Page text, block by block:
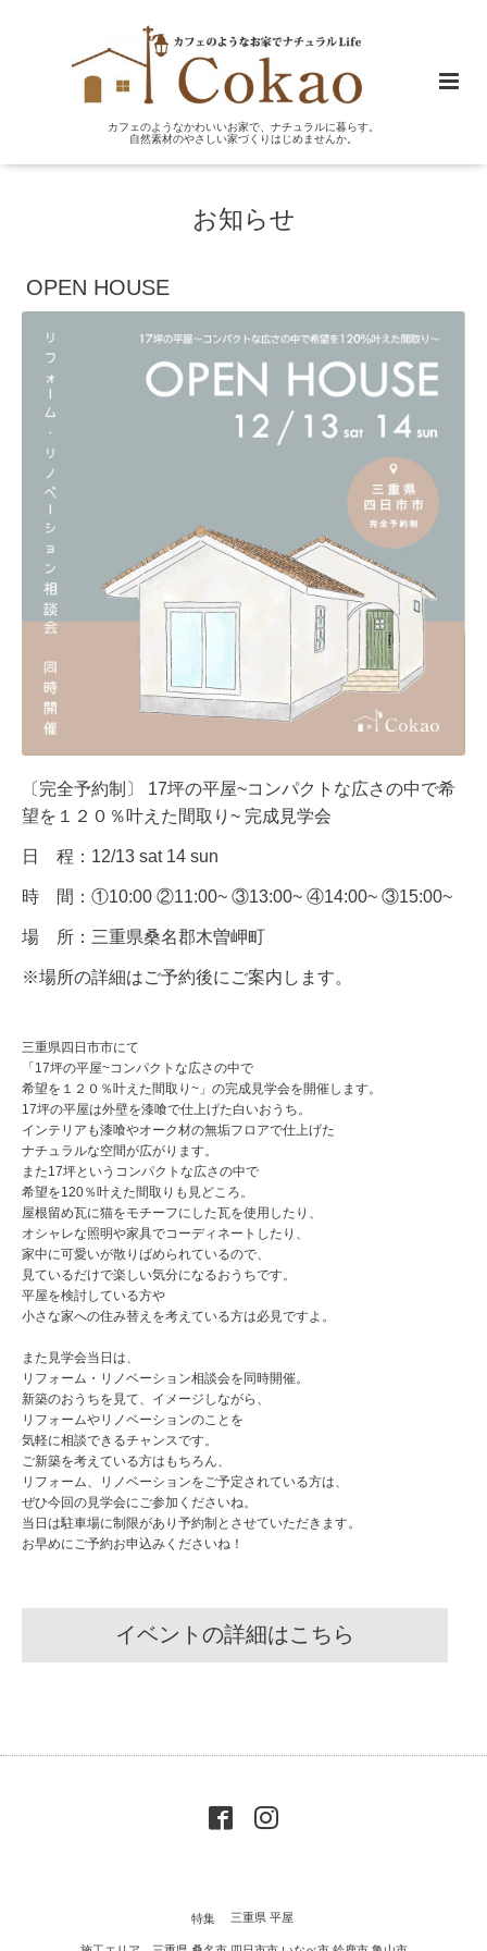
カフェのようなかわいいお家で、ナチュラルに暮らす。
自然素材のやさしい家づくりはじめませんか。
お知らせ
OPEN HOUSE
〔完全予約制〕 17坪の平屋~コンパクトな広さの中で希
望を１２０％叶えた間取り~ 完成見学会
日 程：12/13 sat 14 sun
時 間：①10:00 ②11:00~ ③13:00~ ④14:00~ ③15:00~
場 所：三重県桑名郡木曽岬町
※場所の詳細はご予約後にご案内します。
三重県四日市市にて
「17坪の平屋~コンパクトな広さの中で
希望を１２０％叶えた間取り~」の完成見学会を開催します。
17坪の平屋は外壁を漆喰で仕上げた白いおうち。
インテリアも漆喰やオーク材の無垢フロアで仕上げた
ナチュラルな空間が広がります。
また17坪というコンパクトな広さの中で
希望を120％叶えた間取りも見どころ。
屋根留め瓦に猫をモチーフにした瓦を使用したり、
オシャレな照明や家具でコーディネートしたり、
家中に可愛いが散りばめられているので、
見ているだけで楽しい気分になるおうちです。
平屋を検討している方や
小さな家への住み替えを考えている方は必見ですよ。
また見学会当日は、
リフォーム・リノベーション相談会を同時開催。
新築のおうちを見て、イメージしながら、
リフォームやリノベーションのことを
気軽に相談できるチャンスです。
ご新築を考えている方はもちろん、
リフォーム、リノベーションをご予定されている方は、
ぜひ今回の見学会にご参加くださいね。
当日は駐車場に制限があり予約制とさせていただきます。
お早めにご予約お申込みくださいね！
イベントの詳細はこちら
特集 三重県 平屋